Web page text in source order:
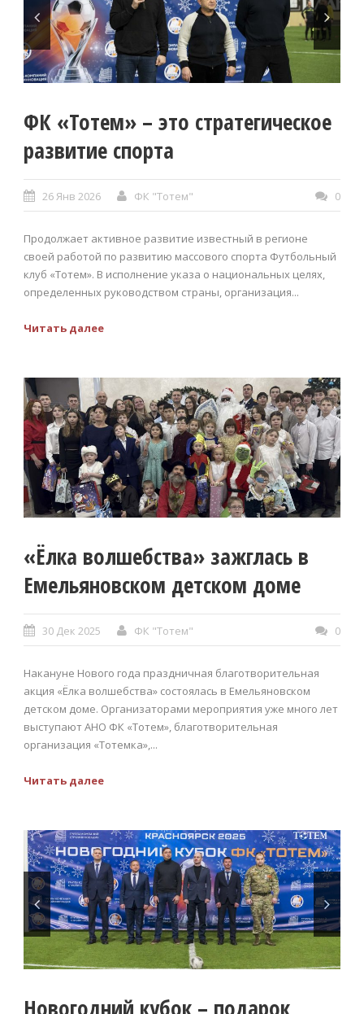
ФК «Тотем» – это стратегическое
развитие спорта
26 Янв 2026 ФК "Тотем" 0
Продолжает активное развитие известный в регионе
своей работой по развитию массового спорта Футбольный
клуб «Тотем». В исполнение указа о национальных целях,
определенных руководством страны, организация...
Читать далее
«Ёлка волшебства» зажглась в
Емельяновском детском доме
30 Дек 2025 ФК "Тотем" 0
Накануне Нового года праздничная благотворительная
акция «Ёлка волшебства» состоялась в Емельяновском
детском доме. Организаторами мероприятия уже много лет
выступают АНО ФК «Тотем», благотворительная
организация «Тотемка»,...
Читать далее